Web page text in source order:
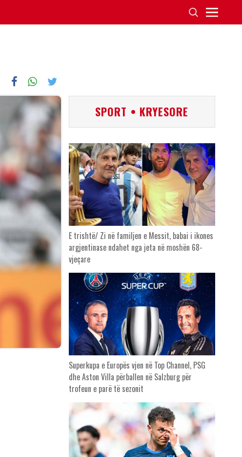
SPORT • KRYESORE
E trishtë/ Zi në familjen e Messit, babai i ikones
argjentinase ndahet nga jeta në moshën 68-
vjeçare
Superkupa e Europës vjen në Top Channel, PSG
dhe Aston Villa përballen në Salzburg për
trofeun e parë të sezonit